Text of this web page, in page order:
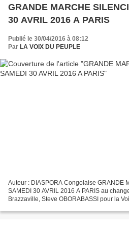
GRANDE MARCHE
30 AVRIL 2016 A PARIS
Publié le 30/04/2016 à 08:12
Par LA VOIX DU PEUPLE
Auteur : DIASPORA Congolaise GRANDE
SAMEDI 30 AVRIL 2016 A PARIS au
Brazzaville, Steve OBORABASSI pour la